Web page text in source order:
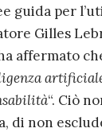
guida per
Gilles
affermato
“. Ciò
di non